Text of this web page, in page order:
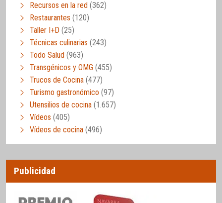
Recursos en la red (362)
Restaurantes (120)
Taller I+D (25)
Técnicas culinarias (243)
Todo Salud (963)
Transgénicos y OMG (455)
Trucos de Cocina (477)
Turismo gastronómico (97)
Utensilios de cocina (1.657)
Vídeos (405)
Vídeos de cocina (496)
Publicidad